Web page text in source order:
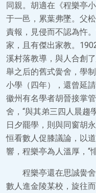
同親。胡適在《程樂亭
于一邑，累葉弗墜。父
責報，見侵而不認為忤
家，且有傑出家教。
溪村落教導，與人合創
舉之后的舊式黌舍，學
小學（四年），還曾延
徽州有名學者胡晉接掌
舍，“與其弟三四人晨趨
日夕罷學，則與同窗胡
恒看數人促膝議論，以
響，程樂亭為人溫厚，“
程樂亭還在思誠黌
數人進金陵某校，旋往